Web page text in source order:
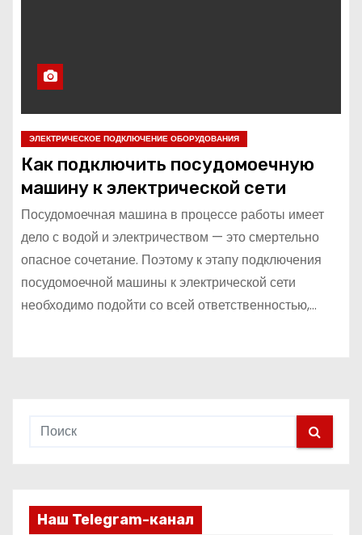
ЭЛЕКТРИЧЕСКОЕ ПОДКЛЮЧЕНИЕ ОБОРУДОВАНИЯ
Как подключить посудомоечную
машину к электрической сети
Посудомоечная машина в процессе работы имеет
дело с водой и электричеством — это смертельно
опасное сочетание. Поэтому к этапу подключения
посудомоечной машины к электрической сети
необходимо подойти со всей ответственностью,…
Наш Telegram-канал